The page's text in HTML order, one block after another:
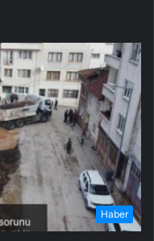
Haber